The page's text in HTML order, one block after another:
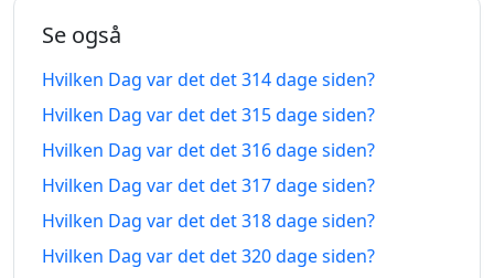
308 dage
siden
03.10.2025
dage
fra-
nu
11.06.2027
309 dage
siden
02.10.2025
309
fra-
nu
12.06.2027
Se også
Hvilken Dag var det det 314 dage siden?
Hvilken Dag var det det 315 dage siden?
Hvilken Dag var det det 316 dage siden?
Hvilken Dag var det det 317 dage siden?
Hvilken Dag var det det 318 dage siden?
Hvilken Dag var det det 320 dage siden?